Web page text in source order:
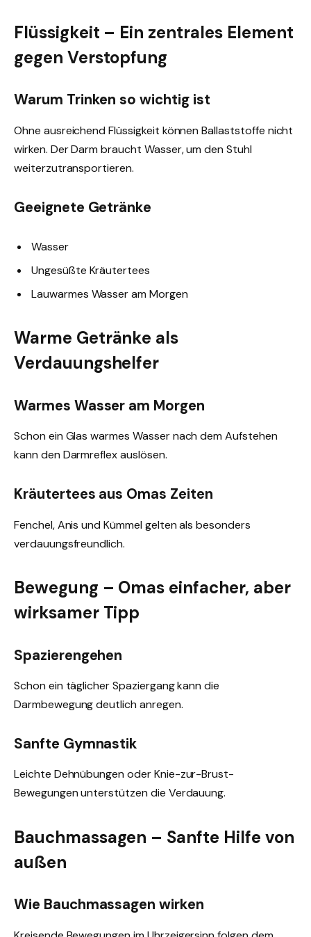
Flüssigkeit – Ein zentrales Element
gegen Verstopfung
Warum Trinken so wichtig ist
Ohne ausreichend Flüssigkeit können Ballaststoffe nicht
wirken. Der Darm braucht Wasser, um den Stuhl
weiterzutransportieren.
Geeignete Getränke
Wasser
Ungesüßte Kräutertees
Lauwarmes Wasser am Morgen
Warme Getränke als
Verdauungshelfer
Warmes Wasser am Morgen
Schon ein Glas warmes Wasser nach dem Aufstehen
kann den Darmreflex auslösen.
Kräutertees aus Omas Zeiten
Fenchel, Anis und Kümmel gelten als besonders
verdauungsfreundlich.
Bewegung – Omas einfacher, aber
wirksamer Tipp
Spazierengehen
Schon ein täglicher Spaziergang kann die
Darmbewegung deutlich anregen.
Sanfte Gymnastik
Leichte Dehnübungen oder Knie-zur-Brust-
Bewegungen unterstützen die Verdauung.
Bauchmassagen – Sanfte Hilfe von
außen
Wie Bauchmassagen wirken